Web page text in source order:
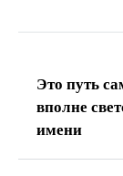
Это путь
вполне
имени